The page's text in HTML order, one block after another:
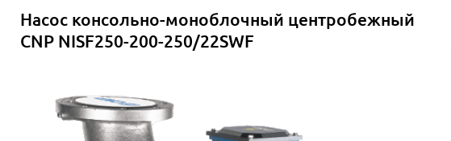
Насос консольно-моноблочный центробежный
CNP NISF250-200-250/22SWF